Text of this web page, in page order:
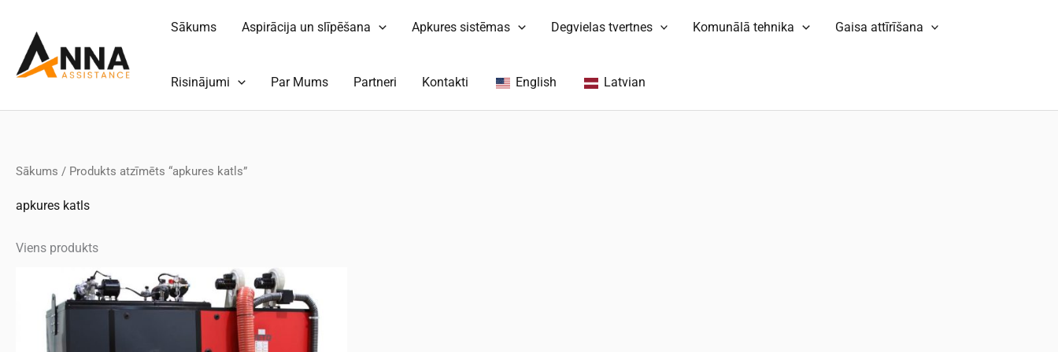
saturu
Sākums Aspirācija un slīpēšana Apkures sistēmas Degvielas tvertnes Komunālā tehnika Gaisa attīrīšana
Risinājumi Par Mums Partneri Kontakti English Latvian
Sākums / Produkts atzīmēts “apkures katls”
apkures katls
Viens produkts